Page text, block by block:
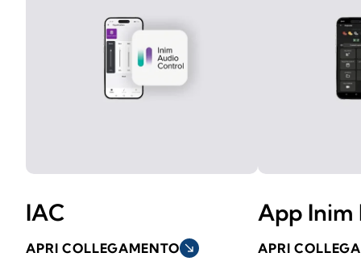
IAC
APRI COLLEGAMENTO south_east
App Inim
APRI